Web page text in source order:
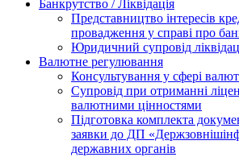
Банкрутство / Ліквідація
Представництво інтересів
провадження у справі про
Юридичний супровід
Валютне регулювання
Консультування у сфері
Супровід при отриманні
валютними цінностями
Підготовка комплекта
заявки до ДП
державних органів